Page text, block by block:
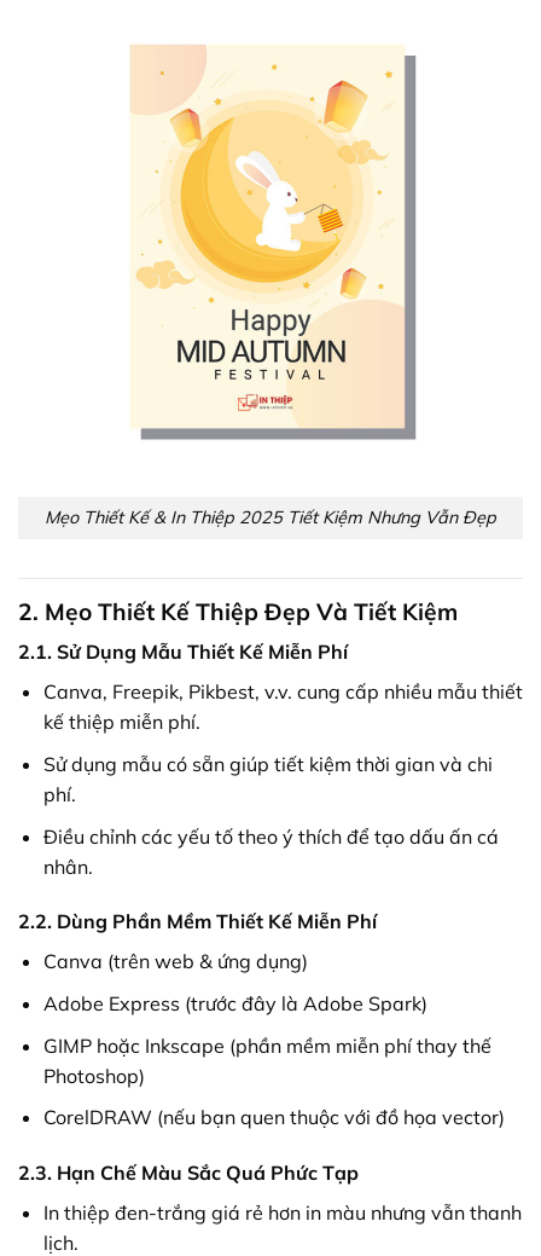
Mẹo Thiết Kế & In Thiệp 2025 Tiết Kiệm Nhưng Vẫn Đẹp
2. Mẹo Thiết Kế Thiệp Đẹp Và Tiết Kiệm
2.1. Sử Dụng Mẫu Thiết Kế Miễn Phí
Canva, Freepik, Pikbest, v.v. cung cấp nhiều mẫu thiết
kế thiệp miễn phí.
Sử dụng mẫu có sẵn giúp tiết kiệm thời gian và chi
phí.
Điều chỉnh các yếu tố theo ý thích để tạo dấu ấn cá
nhân.
2.2. Dùng Phần Mềm Thiết Kế Miễn Phí
Canva (trên web & ứng dụng)
Adobe Express (trước đây là Adobe Spark)
GIMP hoặc Inkscape (phần mềm miễn phí thay thế
Photoshop)
CorelDRAW (nếu bạn quen thuộc với đồ họa vector)
2.3. Hạn Chế Màu Sắc Quá Phức Tạp
In thiệp đen-trắng giá rẻ hơn in màu nhưng vẫn thanh
lịch.